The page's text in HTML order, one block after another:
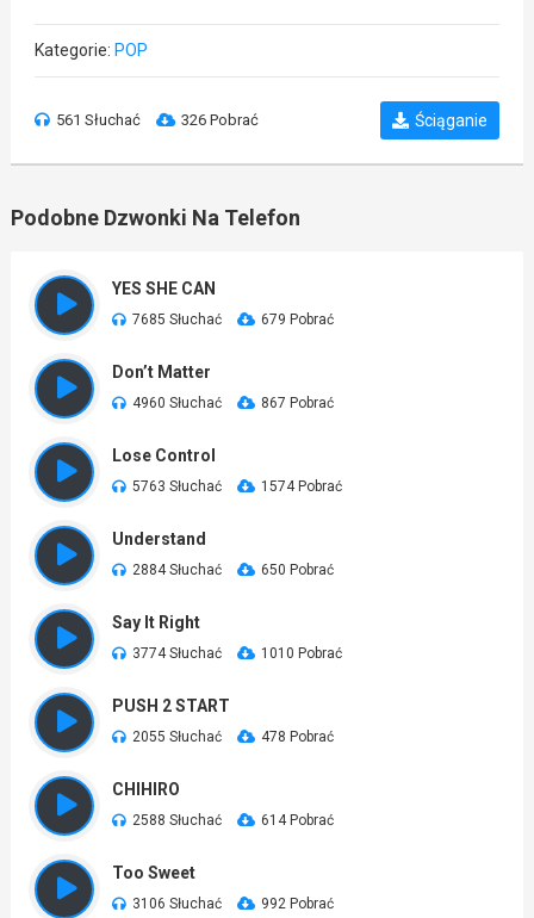
Kategorie: POP
561 Słuchać 326 Pobrać Ściąganie
Podobne Dzwonki Na Telefon
YES SHE CAN
7685 Słuchać 679 Pobrać
Don’t Matter
4960 Słuchać 867 Pobrać
Lose Control
5763 Słuchać 1574 Pobrać
Understand
2884 Słuchać 650 Pobrać
Say It Right
3774 Słuchać 1010 Pobrać
PUSH 2 START
2055 Słuchać 478 Pobrać
CHIHIRO
2588 Słuchać 614 Pobrać
Too Sweet
3106 Słuchać 992 Pobrać